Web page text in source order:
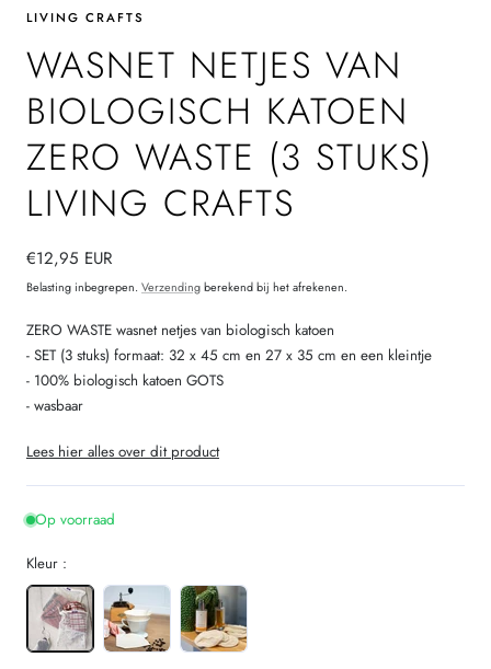
LIVING CRAFTS
WASNET NETJES VAN
BIOLOGISCH KATOEN
ZERO WASTE (3 STUKS)
LIVING CRAFTS
Normale
prijs
€12,95 EUR
Belasting inbegrepen. Verzendingberekend bij het afrekenen.
ZERO WASTE wasnet netjes van biologisch katoen
- SET (3 stuks) formaat: 32 x 45 cm en 27 x 35 cm en een kleintje
- 100% biologisch katoen GOTS
- wasbaar
Lees hier alles over dit product
Op voorraad
Kleur :